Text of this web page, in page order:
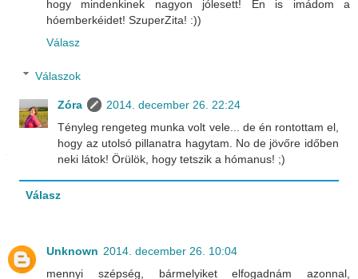
hogy mindenkinek nagyon jólesett! Én is imádom a
hóemberkéidet! SzuperZita! :))
Válasz
Válaszok
Zóra
2014. december 26. 22:24
Tényleg rengeteg munka volt vele... de én rontottam el,
hogy az utolsó pillanatra hagytam. No de jövőre időben
neki látok! Örülök, hogy tetszik a hómanus! ;)
Válasz
Unknown 2014. december 26. 10:04
mennyi szépség, bármelyiket elfogadnám azonnal,